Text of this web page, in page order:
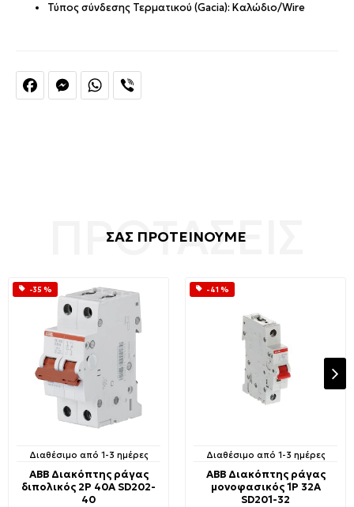
FacebookMessengerWhatsApp
Τύπος σύνδεσης Τερματικού (Gacia): Καλώδιο/Wire
ΣΑΣ ΠΡΟΤΕΙΝΟΥΜΕ
-35 %
Διαθέσιμο από 1-3 ημέρες
ABB Διακόπτης ράγας
διπολικός 2P 40A SD202-
40
-41 %
Διαθέσιμο από 1-3 ημέρες
ABB Διακόπτης ράγας
μονοφασικός 1P 32A
SD201-32